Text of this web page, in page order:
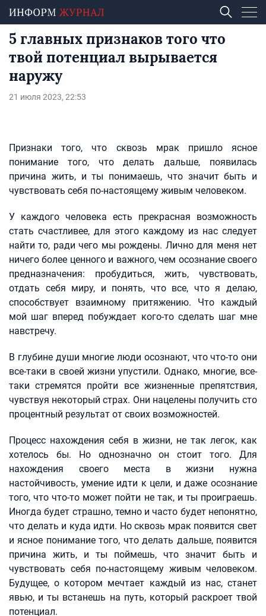
5 главных признаков того что
твой потенциал вырывается
наружу
21 июля 2023, 22:53
Признаки того, что сквозь мрак пришло ясное
понимание того, что делать дальше, появилась
причина жить, и ты понимаешь, что значит быть и
чувствовать себя по-настоящему живым человеком.
У каждого человека есть прекрасная возможность
стать счастливее, для этого каждому из нас следует
найти то, ради чего мы рождены. Лично для меня нет
ничего более ценного и важного, чем осознание своего
предназначения: пробудиться, жить, чувствовать,
отдать себя миру, и понять, что все, что я делаю,
способствует взаимному притяжению. Что каждый
мой шаг вперед побуждает кого-то сделать шаг мне
навстречу.
В глубине души многие люди осознают, что что-то они
все-таки в своей жизни упустили. Однако, многие, все-
таки стремятся пройти все жизненные препятствия,
чувствуя некоторый страх. Они нацелены получить сто
процентный результат от своих возможностей.
Процесс нахождения себя в жизни, не так легок, как
хотелось бы. Но однозначно он стоит того. Для
нахождения своего места в жизни нужна
настойчивость, умение идти к цели, и даже осознание
того, что что-то может пойти не так, и ты проиграешь.
Иногда будет страшно, темно и часто будет непонятно,
что делать и куда идти. Но сквозь мрак появится свет
и ясное понимание того, что делать дальше, появится
причина жить, и ты поймешь, что значит быть и
чувствовать себя по-настоящему живым человеком.
Будущее, о котором мечтает каждый из нас, станет
явью, и ты встанешь на путь, который раскроет твой
потенциал.